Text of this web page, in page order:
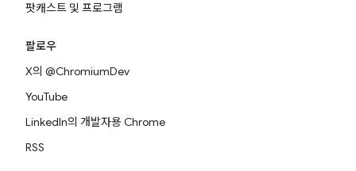
팟캐스트 및 프로그램
팔로우
X의 @ChromiumDev
YouTube
LinkedIn의 개발자용 Chrome
RSS